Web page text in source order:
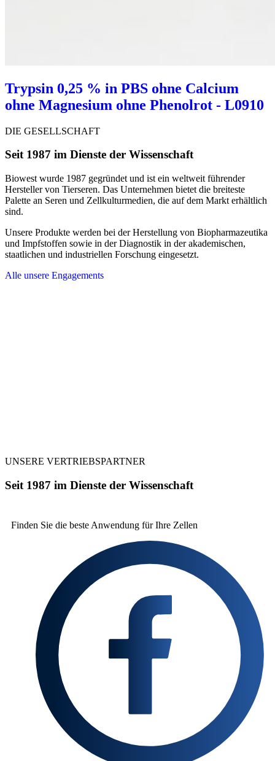
Trypsin 0,25 % in PBS ohne Calcium
ohne Magnesium ohne Phenolrot - L0910
DIE GESELLSCHAFT
Seit 1987 im Dienste der Wissenschaft
Biowest wurde 1987 gegründet und ist ein weltweit führender
Hersteller von Tierseren. Das Unternehmen bietet die breiteste
Palette an Seren und Zellkulturmedien, die auf dem Markt erhältlich
sind.
Unsere Produkte werden bei der Herstellung von Biopharmazeutika
und Impfstoffen sowie in der Diagnostik in der akademischen,
staatlichen und industriellen Forschung eingesetzt.
Alle unsere Engagements
UNSERE VERTRIEBSPARTNER
Seit 1987 im Dienste der Wissenschaft
Finden Sie die beste Anwendung für Ihre Zellen